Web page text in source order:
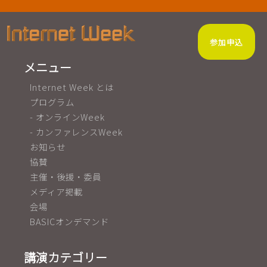
メニュー
Internet Week とは
プログラム
- オンラインWeek
- カンファレンスWeek
お知らせ
協賛
主催・後援・委員
メディア掲載
会場
BASICオンデマンド
講演カテゴリー
参加申込